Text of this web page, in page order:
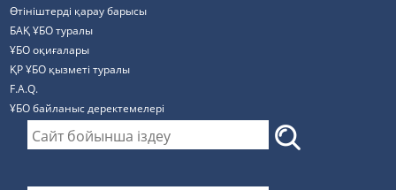
Өтініштерді қарау барысы
БАҚ ҰБО туралы
ҰБО оқиғалары
ҚР ҰБО қызметі туралы
F.A.Q.
ҰБО байланыс деректемелерi